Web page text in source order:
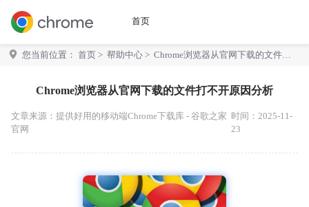
首页
您当前位置： 首页 > 帮助中心 > Chrome浏览器从官网下载的文件打
Chrome浏览器从官网下载的文件打不开原因分析
文章来源： 提供好用的移动端Chrome下载库 - 谷歌之家
官网
时间：2025-11-
23